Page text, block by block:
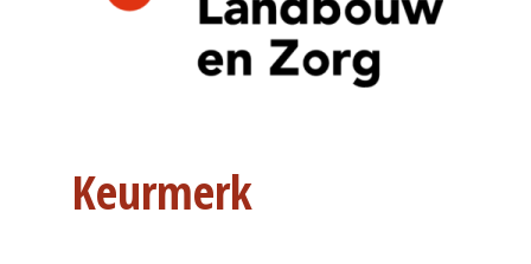
Keurmerk